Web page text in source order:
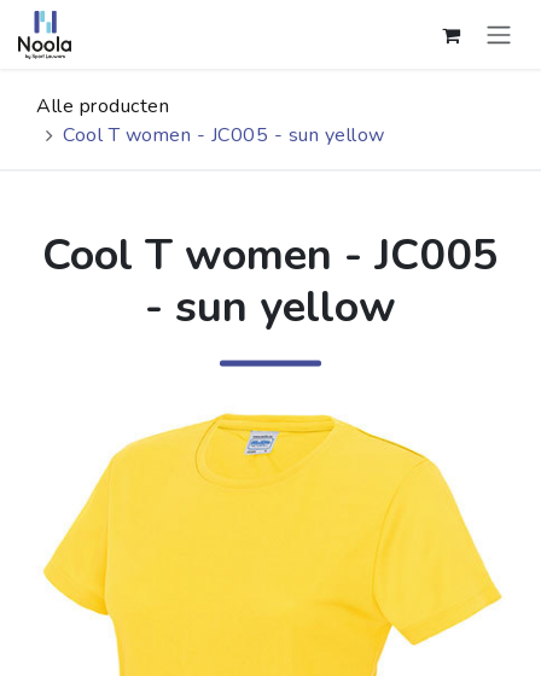
Overslaan naar inhoud
Alle producten
Cool T women - JC005 - sun yellow
Cool T women - JC005
- sun yellow